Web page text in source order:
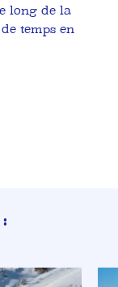
long de la
temps en
: